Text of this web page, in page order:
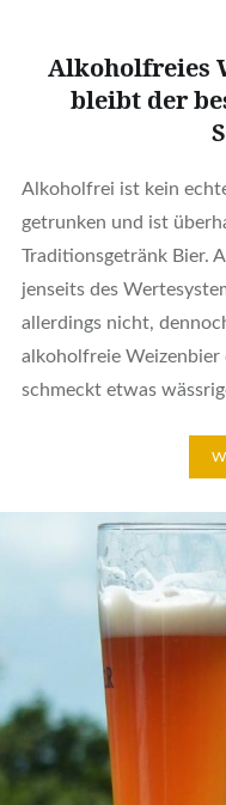
Alkoholfreies
bleibt der
Alkoholfrei ist kein
getrunken und ist
Traditionsgetränk Bier.
jenseits des
allerdings nicht,
alkoholfreie Weizenbier
schmeckt etwas